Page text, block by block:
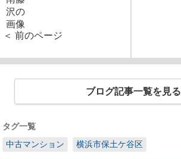
＜ 前のページ
ブログ記事一覧を見る
タグ一覧
中古マンション
横浜市保土ケ谷区